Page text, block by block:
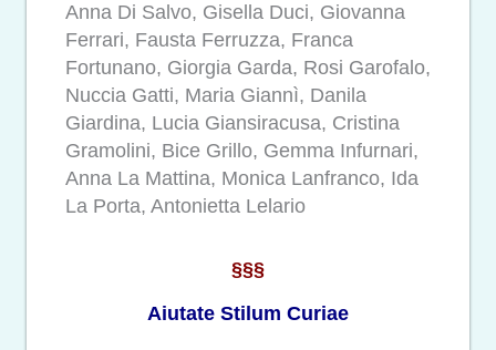
Anna Di Salvo, Gisella Duci, Giovanna
Ferrari, Fausta Ferruzza, Franca
Fortunano, Giorgia Garda, Rosi Garofalo,
Nuccia Gatti, Maria Giannì, Danila
Giardina, Lucia Giansiracusa, Cristina
Gramolini, Bice Grillo, Gemma Infurnari,
Anna La Mattina, Monica Lanfranco, Ida
La Porta, Antonietta Lelario
§§§
Aiutate Stilum Curiae